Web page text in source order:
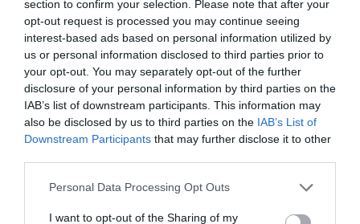
section to confirm your selection. Please note that after your
opt-out request is processed you may continue seeing
interest-based ads based on personal information utilized by
us or personal information disclosed to third parties prior to
your opt-out. You may separately opt-out of the further
disclosure of your personal information by third parties on the
IAB’s list of downstream participants. This information may
also be disclosed by us to third parties on the IAB’s List of
Downstream Participants that may further disclose it to other
Personal Data Processing Opt Outs
I want to opt-out of the Sharing of my
El alumnado identificó un problema real de su
entorno y trabajó con gran implicación para diseñar
una solución innovadora basada en inteligencia
artificial y economía circular”, ha señalado Calabuig.
Además, ha destacado la creatividad, capacidad de
análisis y compromiso social mostrado por los
estudiantes durante el desarrollo del proyecto.